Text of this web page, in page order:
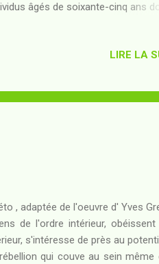
âgés de soixante-cinq ans
et à pratiquer le Cyclage
LIRE LA
, adaptée de l'oeuvre d' Yves
de l'ordre intérieur, obéissent
s'intéresse de près au
qui couve au sein même